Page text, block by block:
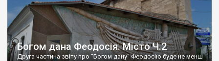
Богом дана Феодосія. Місто Ч.2
Друга частина звіту про "Богом дану" Феодосію буде не менш